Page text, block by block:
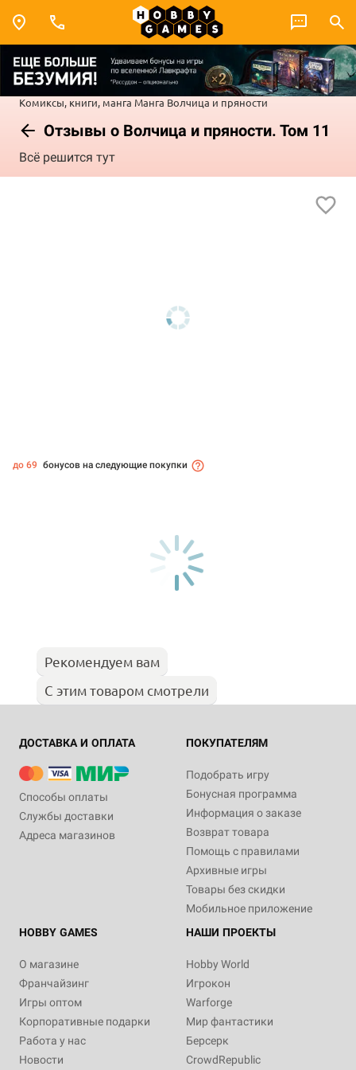
Комиксы, книги, манга Манга Волчица и пряности
Отзывы о Волчица и пряности. Том 11
Всё решится тут
до 69 бонусов на следующие покупки
Рекомендуем вам
С этим товаром смотрели
ДОСТАВКА И ОПЛАТА
Способы оплаты
Службы доставки
Адреса магазинов
ПОКУПАТЕЛЯМ
Подобрать игру
Бонусная программа
Информация о заказе
Возврат товара
Помощь с правилами
Архивные игры
Товары без скидки
Мобильное приложение
HOBBY GAMES
О магазине
Франчайзинг
Игры оптом
Корпоративные подарки
Работа у нас
Новости
НАШИ ПРОЕКТЫ
Hobby World
Игрокон
Warforge
Мир фантастики
Берсерк
CrowdRepublic